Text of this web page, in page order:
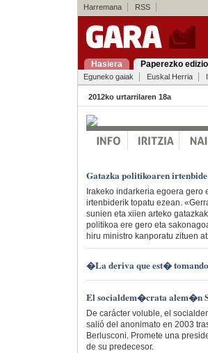
Harremana RSS
Hasiera Paperezko
Eguneko gaiak Euskal Herria
2012ko urtarrilaren 18a
Gatazka politikoaren
Irakeko indarkeria egoera gero
irtenbiderik topatu ezean.
sunien eta xiien arteko
politikoa ere gero eta
hiru ministro kanporatu zituen
�La deriva que est�
El socialdem�crata alem�n
De carácter voluble, el
salió del anonimato en 2003
Berlusconi. Promete una
de su predecesor.